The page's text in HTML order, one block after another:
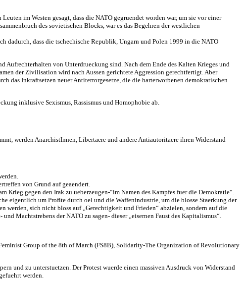
im Westen gesagt, dass die NATO gegruendet worden war, um sie vor einer
des sovietischen Blocks, war es das Begehren der westlichen
dadurch, dass die tschechische Republik, Ungarn und Polen 1999 in die NATO
Aufrechterhalten von Unterdrueckung sind. Nach dem Ende des Kalten Krieges und
der Zivilisation wird nach Aussen gerichtete Aggression gerechtfertigt. Aber
das Inkraftsetzen neuer Antiterrorgesetze, die die harterworbenen demokratischen
inklusive Sexismus, Rassismus und Homophobie ab.
werden AnarchistInnen, Libertaere und andere Antiautoritaere ihren Widerstand
von Grund auf geaendert.
Krieg gegen den Irak zu ueberzeugen-“im Namen des Kampfes fuer die Demokratie“.
eigentlich um Profite durch oel und die Waffenindustrie, um die blosse Staerkung der
werden, sich nicht bloss auf „Gerechtigkeit und Frieden“ abzielen, sondern auf die
Machtstrebens der NATO zu sagen- dieser „eisernen Faust des Kapitalismus“.
Group of the 8th of March (FS8B), Solidarity-The Organization of Revolutionary
und zu unterstuetzen. Der Protest wuerde einen massiven Ausdruck von Widerstand
werden.